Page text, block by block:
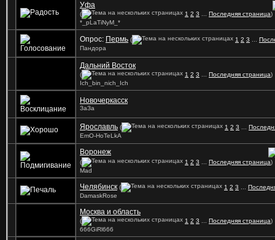
Уфа
( 1 2 3 Последняя страница)
*_pLaTiNyM_*
Опрос: Пермь ( 1 2 3
Пандора
Дальний Восток
( 1 2 3 Последняя страница)
Ich_bin_nich_Ich
Новочеркасск
ЗаЗа
Ярославль ( 1 2 3
EmO-HoTeLkA
Воронеж
( 1 2 3 Последняя страница)
Mad
Челябинск ( 1 2 3
DamaskRose
Москва и область
( 1 2 3 Последняя страница)
666GiRl666